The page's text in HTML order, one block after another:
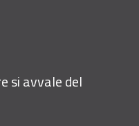
si avvale del